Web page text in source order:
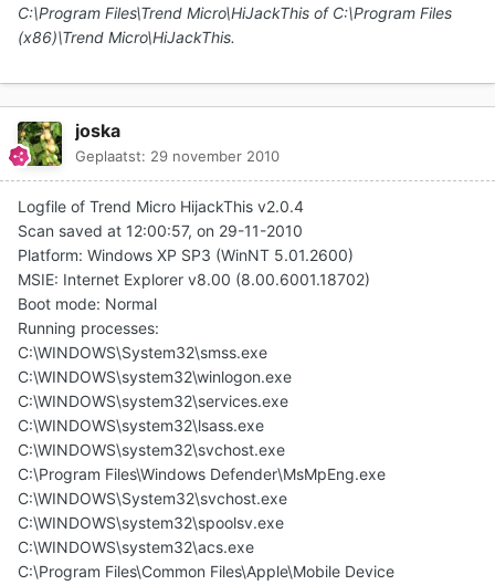
C:\Program Files\Trend Micro\HiJackThis of C:\Program Files
(x86)\Trend Micro\HiJackThis.
joska
Geplaatst: 29 november 2010
Logfile of Trend Micro HijackThis v2.0.4
Scan saved at 12:00:57, on 29-11-2010
Platform: Windows XP SP3 (WinNT 5.01.2600)
MSIE: Internet Explorer v8.00 (8.00.6001.18702)
Boot mode: Normal
Running processes:
C:\WINDOWS\System32\smss.exe
C:\WINDOWS\system32\winlogon.exe
C:\WINDOWS\system32\services.exe
C:\WINDOWS\system32\lsass.exe
C:\WINDOWS\system32\svchost.exe
C:\Program Files\Windows Defender\MsMpEng.exe
C:\WINDOWS\System32\svchost.exe
C:\WINDOWS\system32\spoolsv.exe
C:\WINDOWS\system32\acs.exe
C:\Program Files\Common Files\Apple\Mobile Device